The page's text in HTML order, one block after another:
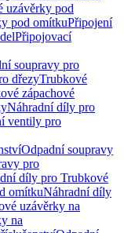
uzávěrky pod
pod omítkuPřipojení
Připojovací
soupravy pro
dřezyTrubkové
zápachové
Náhradní díly pro
ventily pro
Odpadní soupravy
pro
díly pro Trubkové
omítkuNáhradní díly
uzávěrky na
na